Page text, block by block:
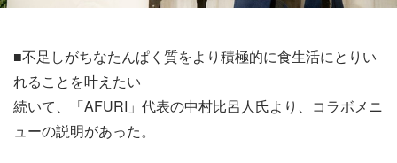
■不足しがちなたんぱく質をより積極的に食生活にとりい
れることを叶えたい
続いて、「AFURI」代表の中村比呂人氏より、コラボメニ
ューの説明があった。